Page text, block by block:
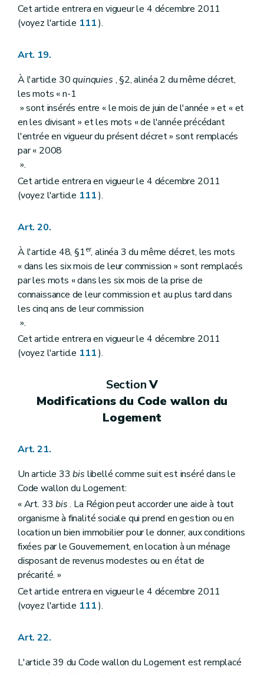
Cet article entrera en vigueur le 4 décembre 2011
(voyez l'article 111).
Art. 19.
À l'article 30quinquies , §2, alinéa 2 du même décret,
les mots « n-1
» sont insérés entre « le mois de juin de l'année » et « et
en les divisant » et les mots « de l'année précédant
l'entrée en vigueur du présent décret » sont remplacés
par « 2008
».
Cet article entrera en vigueur le 4 décembre 2011
(voyez l'article 111).
Art. 20.
À l'article 48, §1er, alinéa 3 du même décret, les mots
« dans les six mois de leur commission » sont remplacés
par les mots « dans les six mois de la prise de
connaissance de leur commission et au plus tard dans
les cinq ans de leur commission
».
Cet article entrera en vigueur le 4 décembre 2011
(voyez l'article 111).
SectionV
Modifications du Code wallon du
Logement
Art. 21.
Un article 33bis libellé comme suit est inséré dans le
Code wallon du Logement:
« Art. 33bis. La Région peut accorder une aide à tout
organisme à finalité sociale qui prend en gestion ou en
location un bien immobilier pour le donner, aux conditions
fixées par le Gouvernement, en location à un ménage
disposant de revenus modestes ou en état de
précarité. »
Cet article entrera en vigueur le 4 décembre 2011
(voyez l'article 111).
Art. 22.
L'article 39 du Code wallon du Logement est remplacé